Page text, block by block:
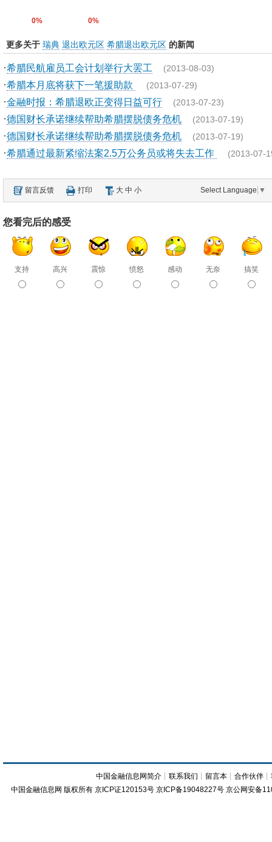
0% 0%
更多关于 瑞典 退出欧元区 希腊退出欧元区 的新闻
·希腊民航雇员工会计划举行大罢工 (2013-08-03)
·希腊本月底将获下一笔援助款 (2013-07-29)
·金融时报：希腊退欧正变得日益可行 (2013-07-23)
·德国财长承诺继续帮助希腊摆脱债务危机 (2013-07-19)
·德国财长承诺继续帮助希腊摆脱债务危机 (2013-07-19)
·希腊通过最新紧缩法案2.5万公务员或将失去工作 (2013-07-
留言反馈 打印 大 中 小 Select Language ▼
您看完后的感受
支持 高兴 震惊 愤怒 感动 无奈 搞笑
中国金融信息网简介 ┊联系我们 ┊ 留言本 ┊合作伙伴 ┊
中国金融信息网 版权所有 京ICP证120153号 京ICP备19048227号 京公网安备